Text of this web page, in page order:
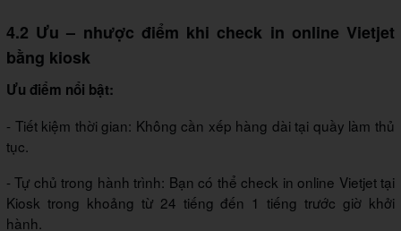
4.2 Ưu – nhược điểm khi check in online Vietjet
bằng kiosk
Ưu điểm nổi bật:
- Tiết kiệm thời gian: Không cần xếp hàng dài tại quầy làm thủ
tục.
- Tự chủ trong hành trình: Bạn có thể check in online Vietjet tại
Kiosk trong khoảng từ 24 tiếng đến 1 tiếng trước giờ khởi
hành.